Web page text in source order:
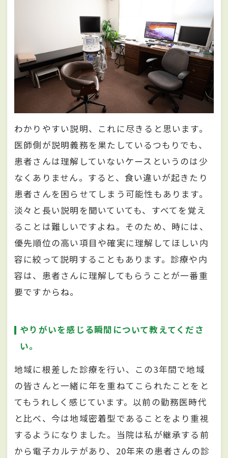
わかりやすい説明、これに尽きると思います。
医師側が説明義務を果たしているつもりでも、
患者さんは理解していないケースというのは少
なくありません。すると、食い違いが起きたり
患者さんを困らせてしまう可能性もあります。
淡々と長い説明を聞いていても、すべてを覚え
ることは難しいですよね。そのため、時には、
優先順位の高い項目や確実に理解してほしい内
容に絞って説明することもあります。診療や内
容は、患者さんに理解してもらうことが一番重
要ですからね。
やりがいを感じる瞬間について教えてくださ
い。
地域に根差した診療を行い、この3年間で地域
の皆さんと一緒に年を重ねてこられたことをと
てもうれしく感じています。以前の勤務医時代
と比べ、今は地域密着型であることをより重視
するようになりました。当院は私が継承する前
から電子カルテがあり、20年来の患者さんの診